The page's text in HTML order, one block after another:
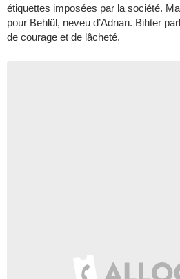
étiquettes imposées par la société.
pour Behlül, neveu d’Adnan. Bihter
de courage et de lâcheté.